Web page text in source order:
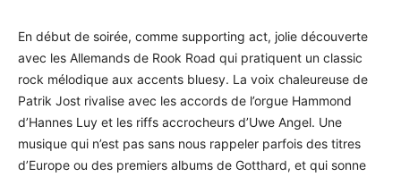
En début de soirée, comme supporting act, jolie découverte
avec les Allemands de Rook Road qui pratiquent un classic
rock mélodique aux accents bluesy. La voix chaleureuse de
Patrik Jost rivalise avec les accords de l’orgue Hammond
d’Hannes Luy et les riffs accrocheurs d’Uwe Angel. Une
musique qui n’est pas sans nous rappeler parfois des titres
d’Europe ou des premiers albums de Gotthard, et qui sonne